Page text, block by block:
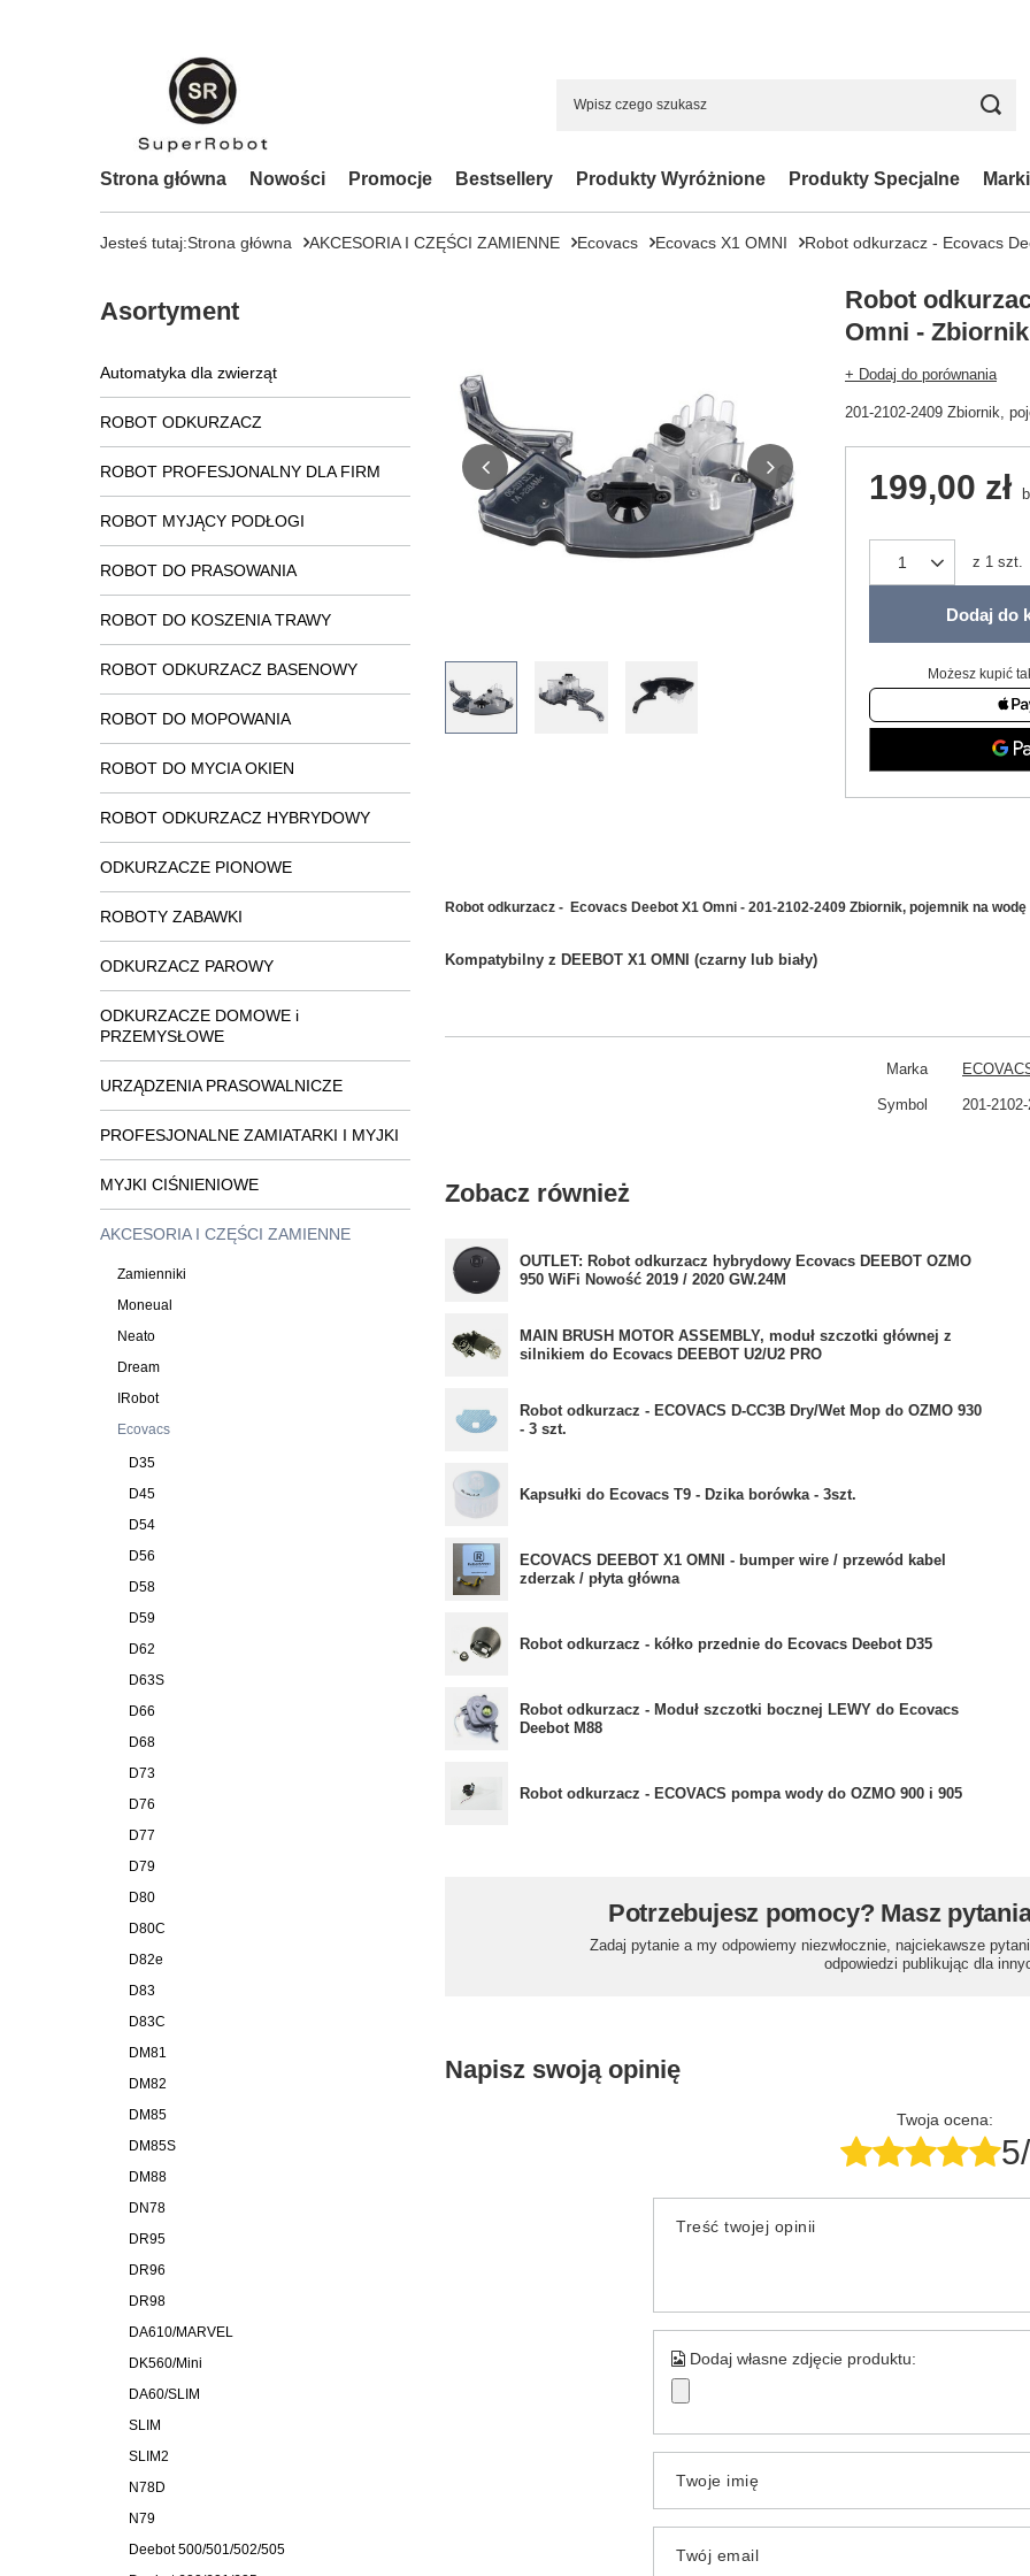
Strona główna Nowości Promocje Bestsellery Produkty Wyróżnione Produkty Specjalne Marki
Jesteś tutaj:Strona główna AKCESORIA I CZĘŚCI ZAMIENNE Ecovacs Ecovacs X1 OMNI Robot odkurzacz - Ecovacs
Asortyment
Automatyka dla zwierząt
ROBOT ODKURZACZ
ROBOT PROFESJONALNY DLA FIRM
ROBOT MYJĄCY PODŁOGI
ROBOT DO PRASOWANIA
ROBOT DO KOSZENIA TRAWY
ROBOT ODKURZACZ BASENOWY
ROBOT DO MOPOWANIA
ROBOT DO MYCIA OKIEN
ROBOT ODKURZACZ HYBRYDOWY
ODKURZACZE PIONOWE
ROBOTY ZABAWKI
ODKURZACZ PAROWY
ODKURZACZE DOMOWE i
PRZEMYSŁOWE
URZĄDZENIA PRASOWALNICZE
PROFESJONALNE ZAMIATARKI I MYJKI
MYJKI CIŚNIENIOWE
AKCESORIA I CZĘŚCI ZAMIENNE
Zamienniki
Moneual
Neato
Dream
IRobot
Ecovacs
D35
D45
D54
D56
D58
D59
D62
D63S
D66
D68
D73
D76
D77
D79
D80
D80C
D82e
D83
D83C
DM81
DM82
DM85
DM85S
DM88
DN78
DR95
DR96
DR98
DA610/MARVEL
DK560/Mini
DA60/SLIM
SLIM
SLIM2
N78D
N79
Deebot 500/501/502/505
Robot
Omni -
+ Dodaj do porównania
201-2102-2409 Zbiornik,
199,00 zł
z 1 szt.
Dodaj do
Możesz kupić
Robot odkurzacz - Ecovacs Deebot X1 Omni - 201-2102-2409 Zbiornik, pojemnik na wodę
Kompatybilny z DEEBOT X1 OMNI (czarny lub biały)
Marka
Symbol 201-
Zobacz również
OUTLET: Robot odkurzacz hybrydowy Ecovacs DEEBOT OZMO
950 WiFi Nowość 2019 / 2020 GW.24M
MAIN BRUSH MOTOR ASSEMBLY, moduł szczotki głównej z
silnikiem do Ecovacs DEEBOT U2/U2 PRO
Robot odkurzacz - ECOVACS D-CC3B Dry/Wet Mop do OZMO 930
- 3 szt.
Kapsułki do Ecovacs T9 - Dzika borówka - 3szt.
ECOVACS DEEBOT X1 OMNI - bumper wire / przewód kabel
zderzak / płyta główna
Robot odkurzacz - kółko przednie do Ecovacs Deebot D35
Robot odkurzacz - Moduł szczotki bocznej LEWY do Ecovacs
Deebot M88
Robot odkurzacz - ECOVACS pompa wody do OZMO 900 i 905
Potrzebujesz pomocy? Masz
Zadaj pytanie a my odpowiemy niezwłocznie, najciekawsze
odpowiedzi publikując dla
Napisz swoją opinię
Twoja ocena:
Treść twojej opinii
Dodaj własne zdjęcie produktu:
Twoje imię
Twój email